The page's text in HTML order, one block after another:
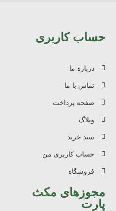
حساب کاربری
درباره ما
تماس با ما
صفحه پرداخت
وبلاگ
سبد خرید
حساب کاربری من
فروشگاه
مجوزهای مکث
پارت